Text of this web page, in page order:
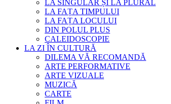
LA SINGULAR ȘI LA PLURAL
LA FAȚA TIMPULUI
LA FAȚA LOCULUI
DIN POLUL PLUS
CALEIDOSCOPIE
LA ZI ÎN CULTURĂ
DILEMA VĂ RECOMANDĂ
ARTE PERFORMATIVE
ARTE VIZUALE
MUZICĂ
CARTE